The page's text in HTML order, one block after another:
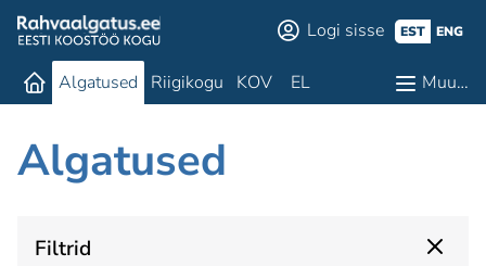
Logi sisse EST ENG
Algatused Riigikogu KOV EL Muu…
Algatused
Filtrid